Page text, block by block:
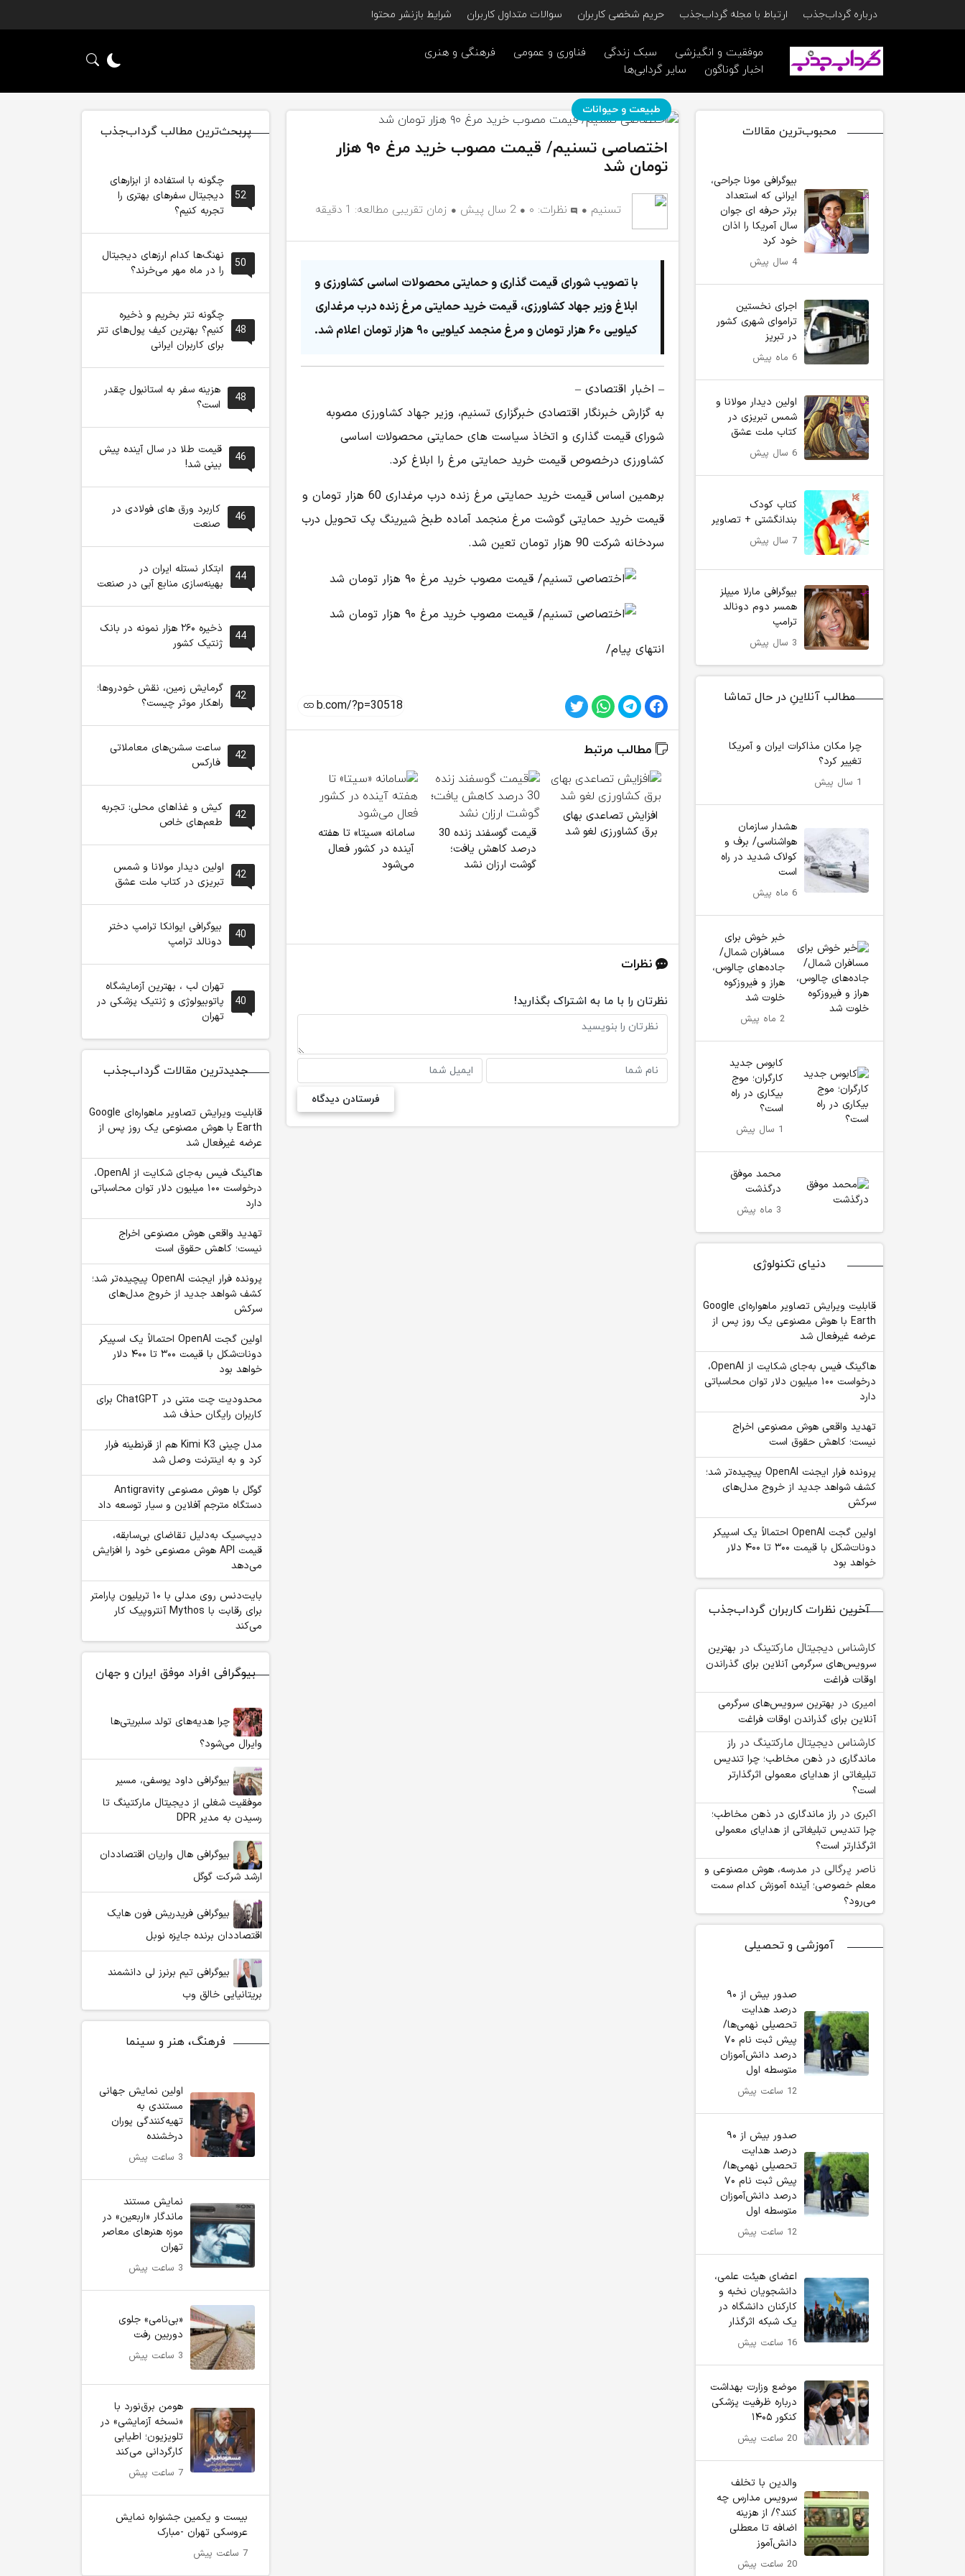
درباره گرداب‌جذب ارتباط با مجله گرداب‌جذب حریم شخصی کاربران سوالات متداول کاربران شرایط بازنشر محتوا
موفقیت و انگیزشی سبک زندگی فناوری و عمومی
فرهنگی و هنری
اخبار گوناگون
سایر گردابی‌ها
محبوب‌ترین مقالات
بیوگرافی مونا جراحی،
ایرانی که استعداد
برتر حرفه ای جوان
سال آمریکا را اذان
خود کرد
4 سال پیش
اجرای نخستین
تراموای شهری کشور
در تبریز
6 ماه پیش
اولین دیدار مولانا و
شمس تبریزی در
کتاب ملت عشق
6 سال پیش
کتاب کودک
بندانگشتی + تصاویر
7 سال پیش
بیوگرافی مارلا میپلز
همسر دوم دونالد
ترامپ
3 سال پیش
مطالب آنلاینِ در حال تماشا
چرا مکان مذاکرات ایران و آمریکا
تغییر کرد؟
1 سال پیش
هشدار سازمان
هواشناسی/ برف و
کولاک شدید در راه
است
6 ماه پیش
خبر خوش برای
مسافران شمال/
جاده‌های چالوس،
هراز و فیروزکوه
خلوت شد
2 ماه پیش
کابوس جدید
کارگران؛ موج
بیکاری در راه
است؟
1 سال پیش
محمد موفق
درگذشت
3 ماه پیش
دنیای تکنولوژی
قابلیت ویرایش تصاویر ماهواره‌ای Google
Earth با هوش مصنوعی یک روز پس از
عرضه غیرفعال شد
هاگینگ فیس به‌جای شکایت از OpenAI،
درخواست ۱۰۰ میلیون دلار توان محاسباتی
دارد
تهدید واقعی هوش مصنوعی اخراج
نیست؛ کاهش حقوق است
پرونده فرار ایجنت OpenAI پیچیده‌تر شد؛
کشف شواهد جدید از خروج مدل‌های
سرکش
اولین گجت OpenAI احتمالاً یک اسپیکر
دونات‌شکل با قیمت ۳۰۰ تا ۴۰۰ دلار
خواهد بود
آخرین نظرات کاربران گرداب‌جذب
کارشناس دیجیتال مارکتینگ در بهترین
سرویس‌های سرگرمی آنلاین برای گذراندن
اوقات فراغت
امیری در بهترین سرویس‌های سرگرمی
آنلاین برای گذراندن اوقات فراغت
کارشناس دیجیتال مارکتینگ در راز
ماندگاری در ذهن مخاطب؛ چرا تندیس
تبلیغاتی از هدایای معمولی اثرگذارتر
است؟
اکبری در راز ماندگاری در ذهن مخاطب؛
چرا تندیس تبلیغاتی از هدایای معمولی
اثرگذارتر است؟
ناصر پرگالی در مدرسه، هوش مصنوعی و
معلم خصوصی؛ آینده آموزش کدام سمت
می‌رود؟
آموزشی و تحصیلی
صدور بیش از ۹۰
درصد هدایت
تحصیلی نهمی‌ها/
پیش ثبت نام ۷۰
درصد دانش‌آموزان
متوسطه اول
12 ساعت پیش
صدور بیش از ۹۰
درصد هدایت
تحصیلی نهمی‌ها/
پیش ثبت نام ۷۰
درصد دانش‌آموزان
متوسطه اول
12 ساعت پیش
اعضای هیئت علمی،
دانشجویان نخبه و
کارکنان دانشگاه در
یک شبکه‌ اثرگذار
16 ساعت پیش
موضع وزارت بهداشت
درباره ظرفیت پزشکی
کنکور ۱۴۰۵
20 ساعت پیش
والدین با تخلف
سرویس مدارس چه
کنند؟/ از هزینه
اضافه تا معطلی
دانش‌آموز
20 ساعت پیش
طبیعت و حیوانات
اختصاصی تسنیم/ قیمت مصوب خرید مرغ ۹۰ هزار
تومان شد
تسنیم نظرات: ۰ 2 سال پیش زمان تقریبی مطالعه: 1 دقیقه
با تصویب شورای قیمت گذاری و حمایتی محصولات اساسی کشاورزی و
ابلاغ وزیر جهاد کشاورزی، قیمت خرید حمایتی مرغ زنده درب مرغداری
کیلویی ۶۰ هزار تومان و مرغ منجمد کیلویی ۹۰ هزار تومان اعلام شد.
– اخبار اقتصادی –
به گزارش خبرنگار اقتصادی خبرگزاری تسنیم، وزیر جهاد کشاورزی مصوبه
شورای قیمت ‌گذاری و اتخاذ سیاست ‌های حمایتی محصولات اساسی
کشاورزی درخصوص قیمت خرید حمایتی مرغ را ابلاغ کرد.
برهمین اساس قیمت خرید حمایتی مرغ زنده درب مرغداری 60 هزار تومان و
قیمت خرید حمایتی گوشت مرغ منجمد آماده طبخ شیرینگ پک تحویل درب
سردخانه شرکت 90 هزار تومان تعین شد.
انتهای پیام/
مطالب مرتبط
افزایش تصاعدی بهای
برق کشاورزی لغو شد
قیمت گوسفند زنده 30
درصد کاهش یافت؛
گوشت ارزان نشد
سامانه «سیتا» تا هفته
آینده در کشور فعال
می‌شود
اساسی کشاورزی و دارو
از پرداخت عوارض 1.2
درصدی واردات
اسید سولفوریک جهان را
به چالش کشید
نظرات
نظرتان را با ما به اشتراک بگذارید!
پربحث‌ترین مطالب گرداب‌جذب
52
چگونه با استفاده از ابزارهای
دیجیتال سفرهای بهتری را
تجربه کنیم؟
50
نهنگ‌ها کدام ارزهای دیجیتال
را در ماه مهر می‌خرند؟
48
چگونه تتر بخریم و ذخیره
کنیم؟ بهترین کیف پول‌های تتر
برای کاربران ایرانی
48
هزینه سفر به استانبول چقدر
است؟
46
قیمت طلا در سال آینده پیش
بینی شد!
46
کاربرد ورق های فولادی در
صنعت
44
ابتکار نستله ایران در
بهینه‌سازی منابع آبی در صنعت
44
ذخیره ۲۶۰ هزار نمونه در بانک
ژنتیک کشور
42
گرمایش زمین، نقش خودروها؛
راهکار موثر چیست؟
42
ساعت سشن‌های معاملاتی
فارکس
42
کیش و غذاهای محلی: تجربه
طعم‌های خاص
42
اولین دیدار مولانا و شمس
تبریزی در کتاب ملت عشق
40
بیوگرافی ایوانکا ترامپ دختر
دونالد ترامپ
40
تهران لب ، بهترین آزمایشگاه
پاتوبیولوژی و ژنتیک پزشکی در
تهران
جدیدترین مقالات گرداب‌جذب
قابلیت ویرایش تصاویر ماهواره‌ای Google
Earth با هوش مصنوعی یک روز پس از
عرضه غیرفعال شد
هاگینگ فیس به‌جای شکایت از OpenAI،
درخواست ۱۰۰ میلیون دلار توان محاسباتی
دارد
تهدید واقعی هوش مصنوعی اخراج
نیست؛ کاهش حقوق است
پرونده فرار ایجنت OpenAI پیچیده‌تر شد؛
کشف شواهد جدید از خروج مدل‌های
سرکش
اولین گجت OpenAI احتمالاً یک اسپیکر
دونات‌شکل با قیمت ۳۰۰ تا ۴۰۰ دلار
خواهد بود
محدودیت چت متنی در ChatGPT برای
کاربران رایگان حذف شد
مدل چینی Kimi K3 هم از قرنطینه فرار
کرد و به اینترنت وصل شد
گوگل با هوش مصنوعی Antigravity
دستگاه مترجم آفلاین و سیار توسعه داد
دیپ‌سیک به‌دلیل تقاضای بی‌سابقه،
قیمت API هوش مصنوعی خود را افزایش
می‌دهد
بایت‌دنس روی مدلی با ۱۰ تریلیون پارامتر
برای رقابت با Mythos آنتروپیک کار
می‌کند
بیوگرافی افراد موفق ایران و جهان
چرا هدیه‌های تولد سلبریتی‌ها
وایرال می‌شود؟
بیوگرافی داود یوسفی، مسیر
موفقیت شغلی از دیجیتال مارکتینگ تا
رسیدن به مدیر DPR
بیوگرافی هال واریان اقتصاددان
ارشد شرکت گوگل
بیوگرافی فریدریش فون هایک
اقتصاددان برنده جایزه نوبل
بیوگرافی تیم برنرز لی دانشمند
بریتانیایی خالق وب
فرهنگ، هنر و سینما
اولین نمایش جهانی
مستندی به
تهیه‌کنندگی پوران
درخشنده
3 ساعت پیش
نمایش مستند
ماندگار «اربعین» در
موزه هنرهای معاصر
تهران
3 ساعت پیش
«بی‌نامی» جلوی
دوربین رفت
3 ساعت پیش
هومن برق‌نورد با
«نسخه آزمایشی» در
تلویزیون؛ اطیابی
کارگردانی می‌کند
7 ساعت پیش
بیست و یکمین جشنواره نمایش
عروسکی تهران -مبارک
7 ساعت پیش